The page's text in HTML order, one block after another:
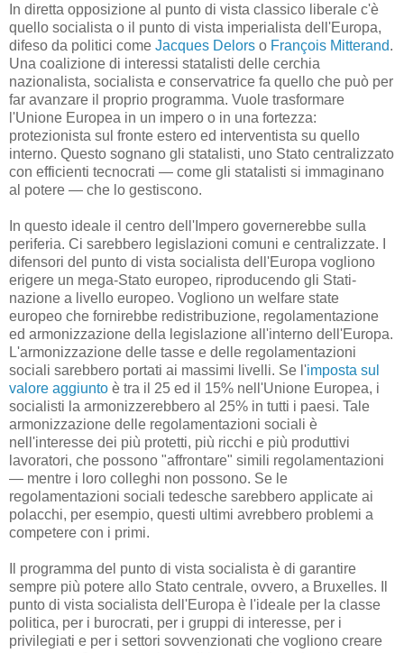
In diretta opposizione al punto di vista classico liberale c'è
quello socialista o il punto di vista imperialista dell'Europa,
difeso da politici come Jacques Delors o François Mitterand.
Una coalizione di interessi statalisti delle cerchia
nazionalista, socialista e conservatrice fa quello che può per
far avanzare il proprio programma. Vuole trasformare
l'Unione Europea in un impero o in una fortezza:
protezionista sul fronte estero ed interventista su quello
interno. Questo sognano gli statalisti, uno Stato centralizzato
con efficienti tecnocrati — come gli statalisti si immaginano
al potere — che lo gestiscono.
In questo ideale il centro dell'Impero governerebbe sulla
periferia. Ci sarebbero legislazioni comuni e centralizzate. I
difensori del punto di vista socialista dell'Europa vogliono
erigere un mega-Stato europeo, riproducendo gli Stati-
nazione a livello europeo. Vogliono un welfare state
europeo che fornirebbe redistribuzione, regolamentazione
ed armonizzazione della legislazione all'interno dell'Europa.
L'armonizzazione delle tasse e delle regolamentazioni
sociali sarebbero portati ai massimi livelli. Se l'imposta sul
valore aggiunto è tra il 25 ed il 15% nell'Unione Europea, i
socialisti la armonizzerebbero al 25% in tutti i paesi. Tale
armonizzazione delle regolamentazioni sociali è
nell'interesse dei più protetti, più ricchi e più produttivi
lavoratori, che possono "affrontare" simili regolamentazioni
— mentre i loro colleghi non possono. Se le
regolamentazioni sociali tedesche sarebbero applicate ai
polacchi, per esempio, questi ultimi avrebbero problemi a
competere con i primi.
Il programma del punto di vista socialista è di garantire
sempre più potere allo Stato centrale, ovvero, a Bruxelles. Il
punto di vista socialista dell'Europa è l'ideale per la classe
politica, per i burocrati, per i gruppi di interesse, per i
privilegiati e per i settori sovvenzionati che vogliono creare